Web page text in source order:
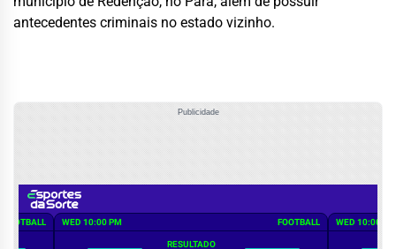
antecedentes criminais no estado vizinho.
Publicidade